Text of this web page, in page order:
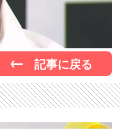
記事に戻る